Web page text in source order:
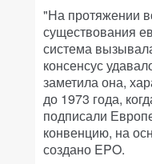
"На протяжении
существования
система
консенсус
заметила она,
до 1973 года,
подписали
конвенцию, на
создано EPO.